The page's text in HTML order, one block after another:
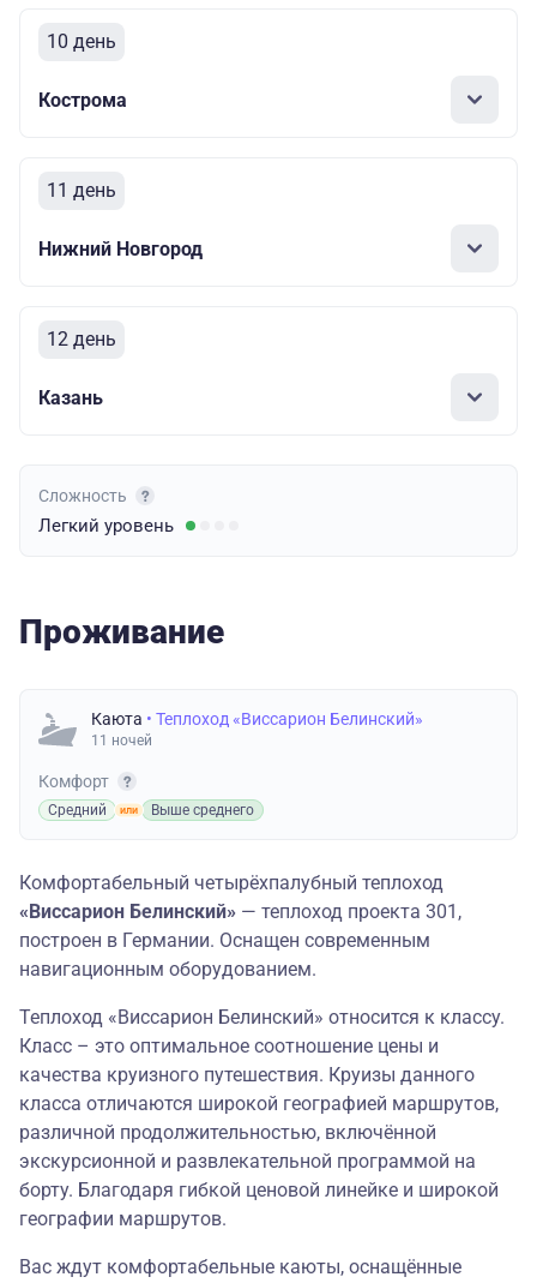
10 день
Кострома
11 день
Нижний Новгород
12 день
Казань
Сложность
Легкий уровень
Проживание
Каюта • Теплоход «Виссарион Белинский»
11 ночей
Комфорт
Средний Выше среднего
Комфортабельный четырёхпалубный теплоход
«Виссарион Белинский» — теплоход проекта 301,
построен в Германии. Оснащен современным
навигационным оборудованием.
Теплоход «Виссарион Белинский» относится к классу.
Класс – это оптимальное соотношение цены и
качества круизного путешествия. Круизы данного
класса отличаются широкой географией маршрутов,
различной продолжительностью, включённой
экскурсионной и развлекательной программой на
борту. Благодаря гибкой ценовой линейке и широкой
географии маршрутов.
Вас ждут комфортабельные каюты, оснащённые